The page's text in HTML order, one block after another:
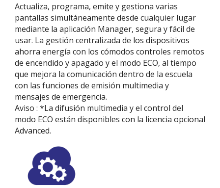
Actualiza, programa, emite y gestiona varias
pantallas simultáneamente desde cualquier lugar
mediante la aplicación Manager, segura y fácil de
usar. La gestión centralizada de los dispositivos
ahorra energía con los cómodos controles remotos
de encendido y apagado y el modo ECO, al tiempo
que mejora la comunicación dentro de la escuela
con las funciones de emisión multimedia y
mensajes de emergencia.
Aviso : *La difusión multimedia y el control del
modo ECO están disponibles con la licencia opcional
Advanced.